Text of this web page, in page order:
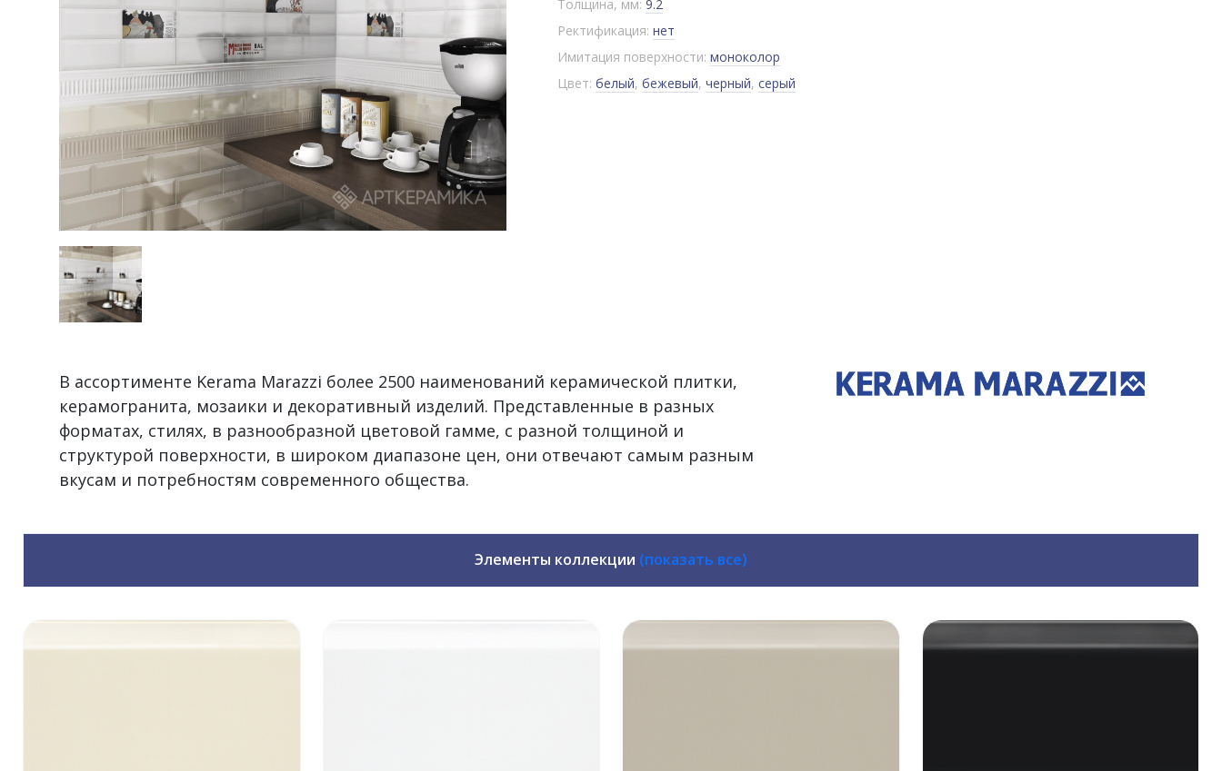
Толщина, мм: 9.2
Ректификация: нет
Имитация поверхности: моноколор
Цвет: белый, бежевый, черный, серый
В ассортименте Kerama Marazzi более 2500 наименований керамической плитки,
керамогранита, мозаики и декоративный изделий. Представленные в разных
форматах, стилях, в разнообразной цветовой гамме, с разной толщиной и
структурой поверхности, в широком диапазоне цен, они отвечают самым разным
вкусам и потребностям современного общества.
Элементы коллекции (показать все)